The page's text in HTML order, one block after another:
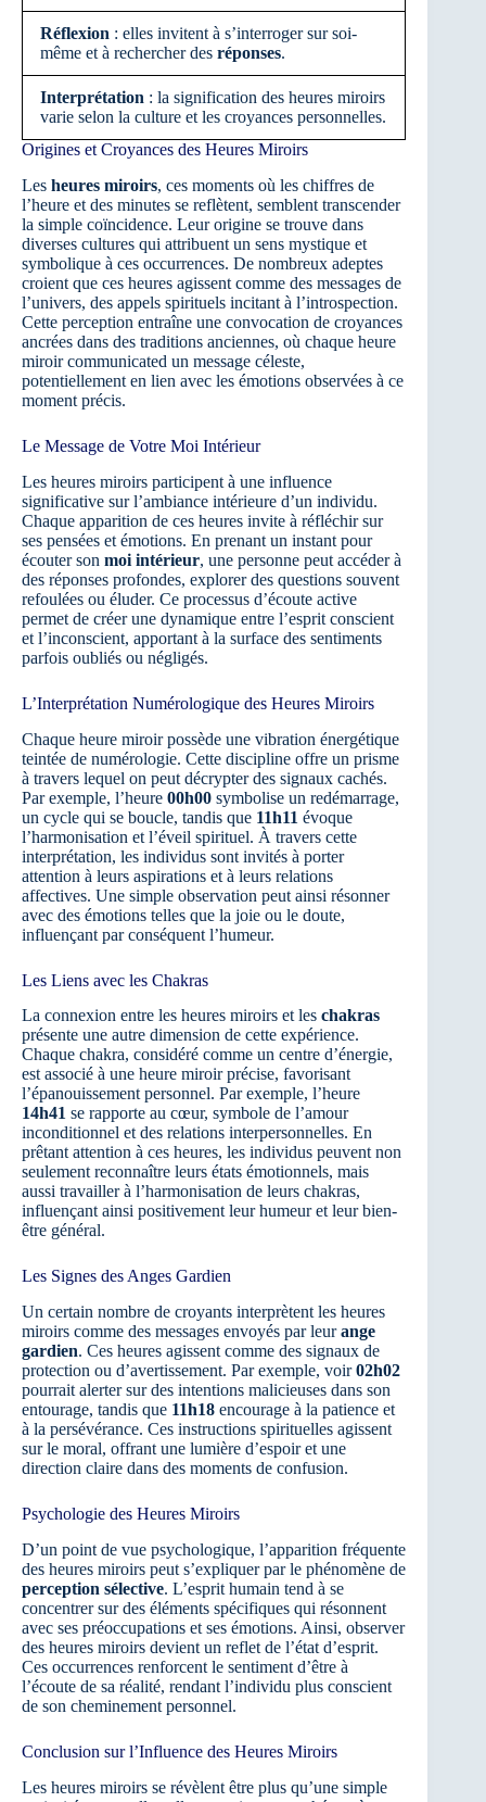
Réflexion : elles invitent à s’interroger sur soi-
même et à rechercher des réponses.
Interprétation : la signification des heures miroirs
varie selon la culture et les croyances personnelles.
Origines et Croyances des Heures Miroirs
Les heures miroirs, ces moments où les chiffres de
l’heure et des minutes se reflètent, semblent transcender
la simple coïncidence. Leur origine se trouve dans
diverses cultures qui attribuent un sens mystique et
symbolique à ces occurrences. De nombreux adeptes
croient que ces heures agissent comme des messages de
l’univers, des appels spirituels incitant à l’introspection.
Cette perception entraîne une convocation de croyances
ancrées dans des traditions anciennes, où chaque heure
miroir communicated un message céleste,
potentiellement en lien avec les émotions observées à ce
moment précis.
Le Message de Votre Moi Intérieur
Les heures miroirs participent à une influence
significative sur l’ambiance intérieure d’un individu.
Chaque apparition de ces heures invite à réfléchir sur
ses pensées et émotions. En prenant un instant pour
écouter son moi intérieur, une personne peut accéder à
des réponses profondes, explorer des questions souvent
refoulées ou éluder. Ce processus d’écoute active
permet de créer une dynamique entre l’esprit conscient
et l’inconscient, apportant à la surface des sentiments
parfois oubliés ou négligés.
L’Interprétation Numérologique des Heures Miroirs
Chaque heure miroir possède une vibration énergétique
teintée de numérologie. Cette discipline offre un prisme
à travers lequel on peut décrypter des signaux cachés.
Par exemple, l’heure 00h00 symbolise un redémarrage,
un cycle qui se boucle, tandis que 11h11 évoque
l’harmonisation et l’éveil spirituel. À travers cette
interprétation, les individus sont invités à porter
attention à leurs aspirations et à leurs relations
affectives. Une simple observation peut ainsi résonner
avec des émotions telles que la joie ou le doute,
influençant par conséquent l’humeur.
Les Liens avec les Chakras
La connexion entre les heures miroirs et les chakras
présente une autre dimension de cette expérience.
Chaque chakra, considéré comme un centre d’énergie,
est associé à une heure miroir précise, favorisant
l’épanouissement personnel. Par exemple, l’heure
14h41 se rapporte au cœur, symbole de l’amour
inconditionnel et des relations interpersonnelles. En
prêtant attention à ces heures, les individus peuvent non
seulement reconnaître leurs états émotionnels, mais
aussi travailler à l’harmonisation de leurs chakras,
influençant ainsi positivement leur humeur et leur bien-
être général.
Les Signes des Anges Gardien
Un certain nombre de croyants interprètent les heures
miroirs comme des messages envoyés par leurange
gardien. Ces heures agissent comme des signaux de
protection ou d’avertissement. Par exemple, voir02h02
pourrait alerter sur des intentions malicieuses dans son
entourage, tandis que 11h18 encourage à la patience et
à la persévérance. Ces instructions spirituelles agissent
sur le moral, offrant une lumière d’espoir et une
direction claire dans des moments de confusion.
Psychologie des Heures Miroirs
D’un point de vue psychologique, l’apparition fréquente
des heures miroirs peut s’expliquer par le phénomène de
perception sélective. L’esprit humain tend à se
concentrer sur des éléments spécifiques qui résonnent
avec ses préoccupations et ses émotions. Ainsi, observer
des heures miroirs devient un reflet de l’état d’esprit.
Ces occurrences renforcent le sentiment d’être à
l’écoute de sa réalité, rendant l’individu plus conscient
de son cheminement personnel.
Conclusion sur l’Influence des Heures Miroirs
Les heures miroirs se révèlent être plus qu’une simple